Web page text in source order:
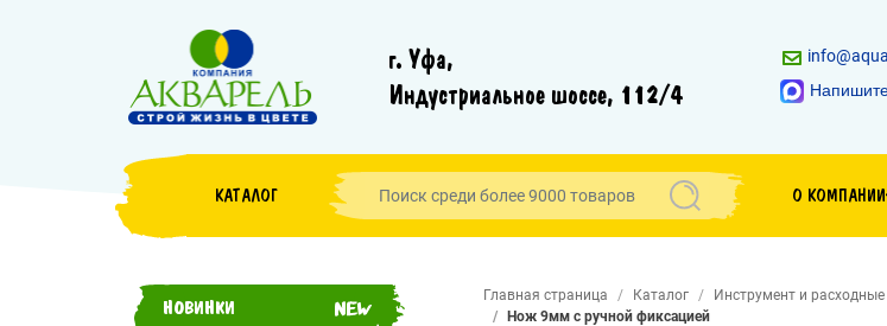
г. Уфа,
Индустриальное шоссе, 112/4
КАТАЛОГ О КОМПАНИИ
НОВИНКИ
Главная страница Каталог Инструмент и
Нож 9мм с ручной фиксацией